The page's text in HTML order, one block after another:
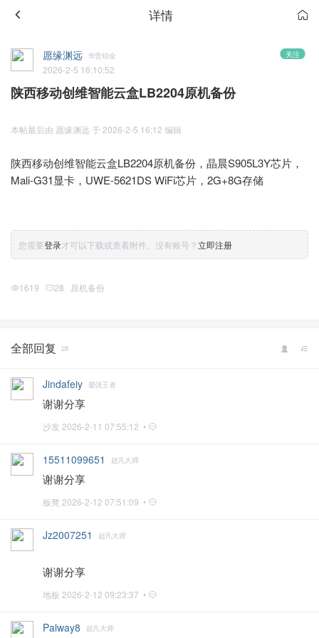
详情
关注
愿缘渊远 华贵铂金
2026-2-5 16:10:52
陕西移动创维智能云盒LB2204原机备份
本帖最后由 愿缘渊远 于 2026-2-5 16:12 编辑
陕西移动创维智能云盒LB2204原机备份，晶晨S905L3Y芯片，
Mali-G31显卡，UWE-5621DS WiFi芯片，2G+8G存储
您需要登录才可以下载或查看附件。没有账号？立即注册
1619 28 原机备份
全部回复 28
Jindafeiy 最强王者
谢谢分享
沙发 2026-2-11 07:55:12 •
15511099651 超凡大师
谢谢分享
板凳 2026-2-12 07:51:09 •
Jz2007251 超凡大师
谢谢分享
地板 2026-2-12 09:23:37 •
Palway8 超凡大师